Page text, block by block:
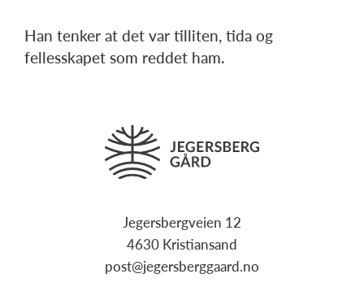
Han tenker at det var tilliten, tida og
fellesskapet som reddet ham.
Jegersbergveien 12
4630 Kristiansand
post@jegersberggaard.no